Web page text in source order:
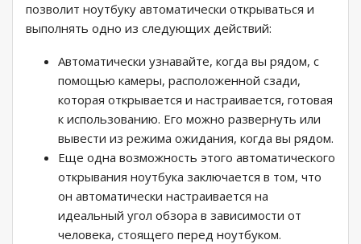
позволит ноутбуку автоматически открываться и
выполнять одно из следующих действий:
Автоматически узнавайте, когда вы рядом, с
помощью камеры, расположенной сзади,
которая открывается и настраивается, готовая
к использованию. Его можно развернуть или
вывести из режима ожидания, когда вы рядом.
Еще одна возможность этого автоматического
открывания ноутбука заключается в том, что
он автоматически настраивается на
идеальный угол обзора в зависимости от
человека, стоящего перед ноутбуком.